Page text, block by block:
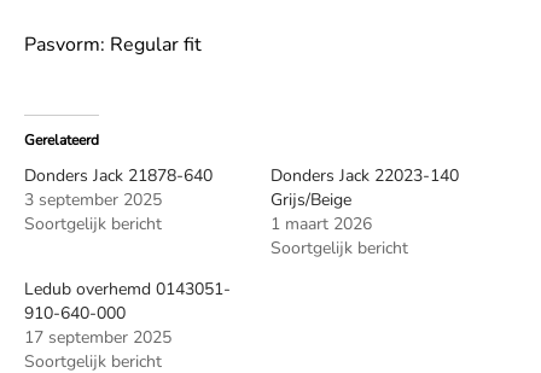
Pasvorm: Regular fit
Gerelateerd
Donders Jack 21878-640
3 september 2025
Soortgelijk bericht
Donders Jack 22023-140
Grijs/Beige
1 maart 2026
Soortgelijk bericht
Ledub overhemd 0143051-
910-640-000
17 september 2025
Soortgelijk bericht